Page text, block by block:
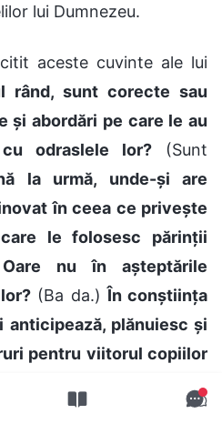
lui Dumnezeu.
aceste cuvinte ale lui
rând, sunt corecte sau
și abordări pe care le au
odraslele lor? (Sunt
la urmă, unde-și are
în ceea ce privește
le folosesc părinții
nu în așteptările
(Ba da.)În conștiința
plănuiesc și
pentru viitorul copiilor
așteptări, părinții le cer